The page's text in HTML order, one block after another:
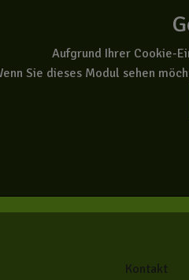
Aufgrund Ihrer Cookie-
Sie dieses Modul sehen
Kontakt